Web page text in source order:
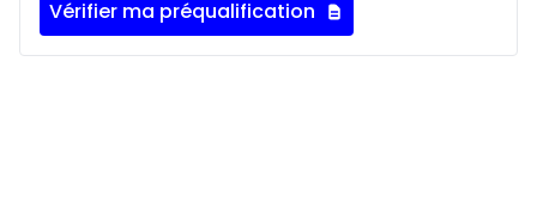
Vérifier ma préqualification